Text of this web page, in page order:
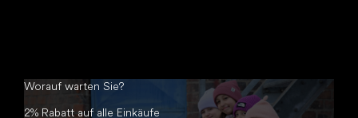
Worauf warten Sie?
2% Rabatt auf alle Einkäufe